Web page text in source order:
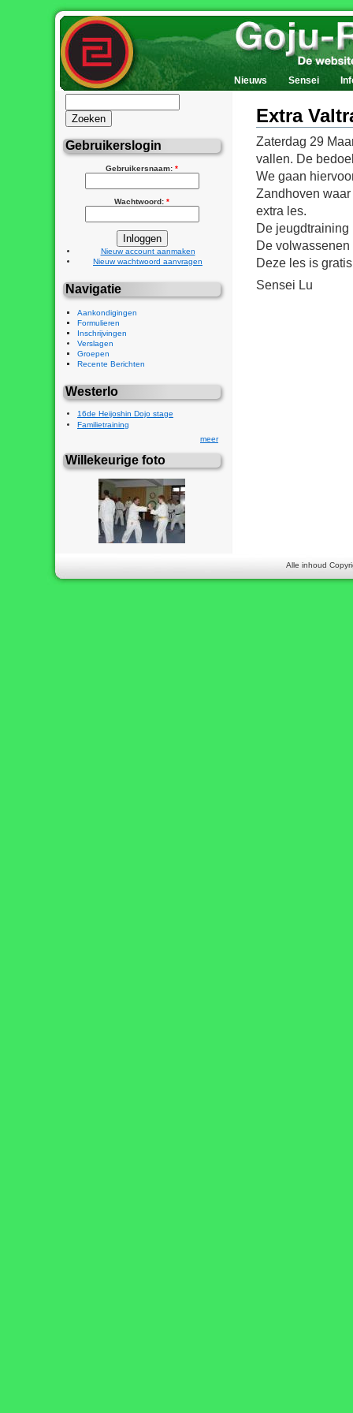
Nieuws Sensei
Gebruikerslogin
Gebruikersnaam: *
Wachtwoord: *
Nieuw account aanmaken
Nieuw wachtwoord aanvragen
Navigatie
Aankondigingen
Formulieren
Inschrijvingen
Verslagen
Groepen
Recente Berichten
Westerlo
16de Heijoshin Dojo stage
Familietraining
meer
Willekeurige foto
Extra
Zaterdag 29
vallen. De
We gaan
Zandhoven
extra les.
De jeugdtraining
De volwassenen
Deze les is
Sensei Lu
Alle inhoud